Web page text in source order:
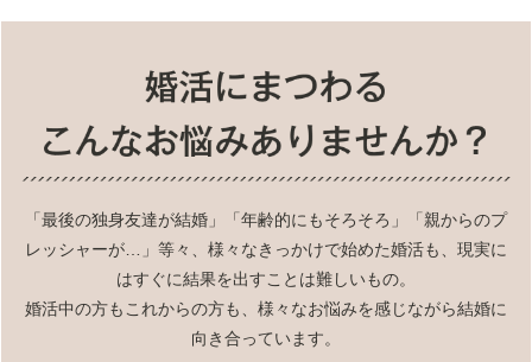
「最後の独身友達が結婚」「年齢的にもそろそろ」「親からのプ
レッシャーが…」等々、様々なきっかけで始めた婚活も、現実に
はすぐに結果を出すことは難しいもの。
婚活中の方もこれからの方も、様々なお悩みを感じながら結婚に
向き合っています。